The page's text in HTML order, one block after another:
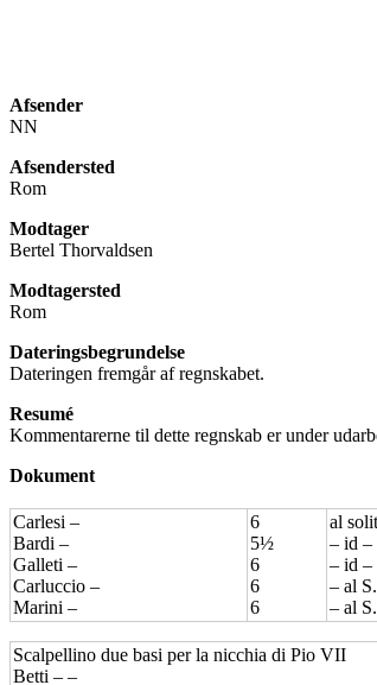
Afsender
NN
Afsendersted
Rom
Modtager
Bertel Thorvaldsen
Modtagersted
Rom
Dateringsbegrundelse
Dateringen fremgår af regnskabet.
Resumé
Kommentarerne til dette regnskab er under
Dokument
Carlesi –
Bardi –
Galleti –
Carluccio –
Marini –
6
5½
6
6
6
al
– id –
– id –
– al
– al
Scalpellino due basi per la nicchia di Pio VII
Betti – –